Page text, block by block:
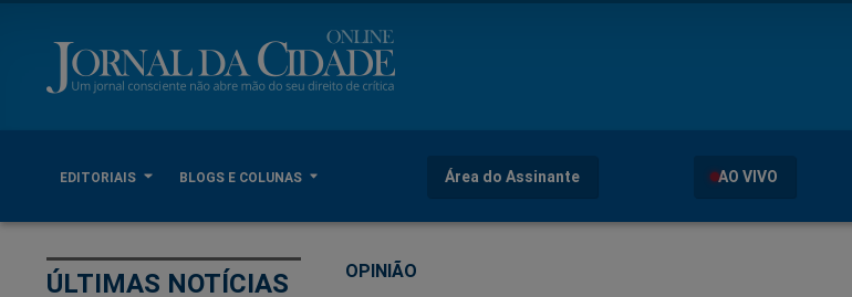
EDITORIAIS BLOGS E COLUNAS Área do Assinante AO VIVO
ÚLTIMAS NOTÍCIAS OPINIÃO